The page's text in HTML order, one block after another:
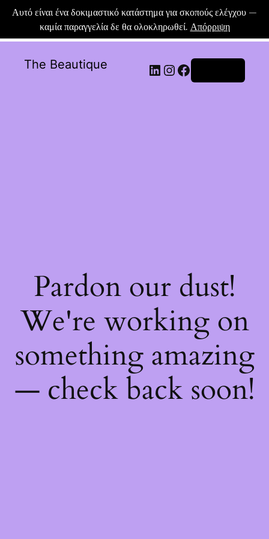
Αυτό είναι ένα δοκιμαστικό κατάστημα για σκοπούς ελέγχου —
καμία παραγγελία δε θα ολοκληρωθεί. Απόρριψη
The Beautique
Pardon our dust!
We're working on
something amazing
— check back soon!